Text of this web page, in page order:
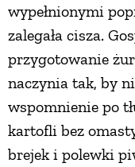
wypełnionymi
zalegała cisza.
przygotowanie
naczynia tak, by
wspomnienie po
kartofli bez
brejek i polewki